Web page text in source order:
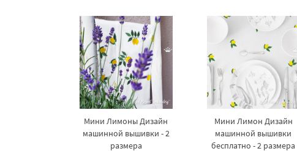
Мини Лимоны Дизайн
машинной вышивки - 2
размера
Мини Лимон Дизайн
машинной вышивки
бесплатно - 2 размера